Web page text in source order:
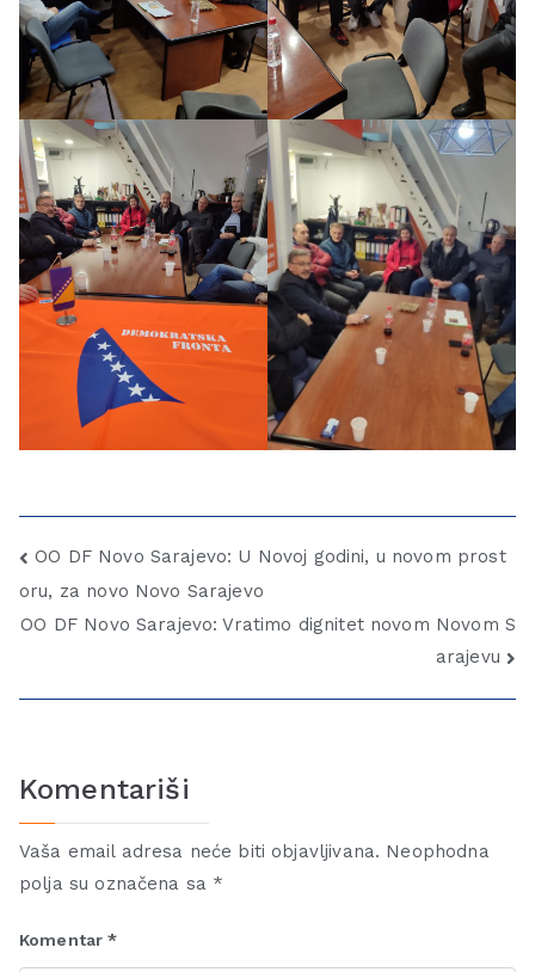
OO DF Novo Sarajevo: U Novoj godini, u novom prost
oru, za novo Novo Sarajevo
OO DF Novo Sarajevo: Vratimo dignitet novom Novom S
arajevu
Komentariši
Vaša email adresa neće biti objavljivana. Neophodna
polja su označena sa *
Komentar*